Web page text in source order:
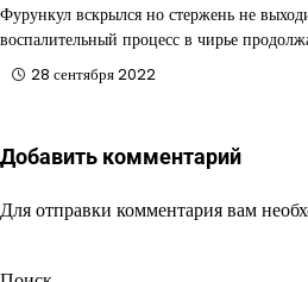
Фурункул вскрылся но стержень не
воспалительный процесс в чирье
28 сентября 2022
Добавить комментарий
Для отправки комментария вам